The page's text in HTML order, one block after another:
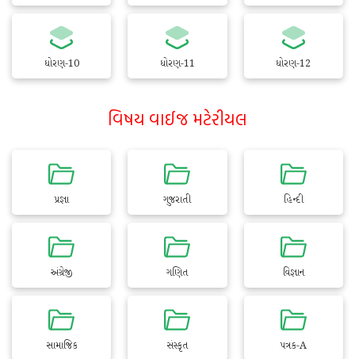
ધોરણ-10 ધોરણ-11 ધોરણ-12
વિષય વાઈજ મટેરીયલ
પ્રજ્ઞા ગુજરાતી હિન્દી
અંગ્રેજી ગણિત વિજ્ઞાન
સામાજિક સંસ્કૃત પત્રક-A